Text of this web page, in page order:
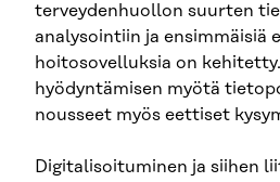
terveydenhuollon suurten
analysointiin ja ensimmäisiä
hoitosovelluksia on
hyödyntämisen myötä
nousseet myös eettiset
Digitalisoituminen ja siihen